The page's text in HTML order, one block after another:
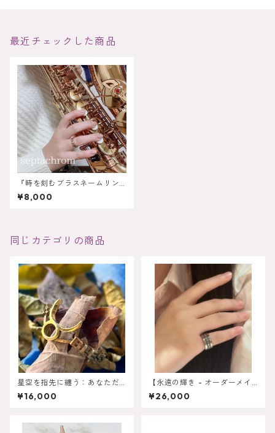
最近チェックした商品
『時を刻むブラスネームリン
グ』5mmタイプ・6mmタイプ
¥8,000
同じカテゴリの商品
星空を指先に纏う：あなただ
けのゾディアックリング
¥16,000
【永遠の輝き - オーダーメイ
ドクロムリング】8mmタイ
プ・10mmタイプ
¥26,000